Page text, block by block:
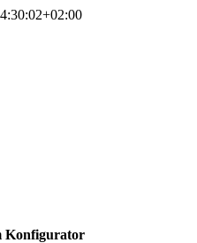
Konfigurator